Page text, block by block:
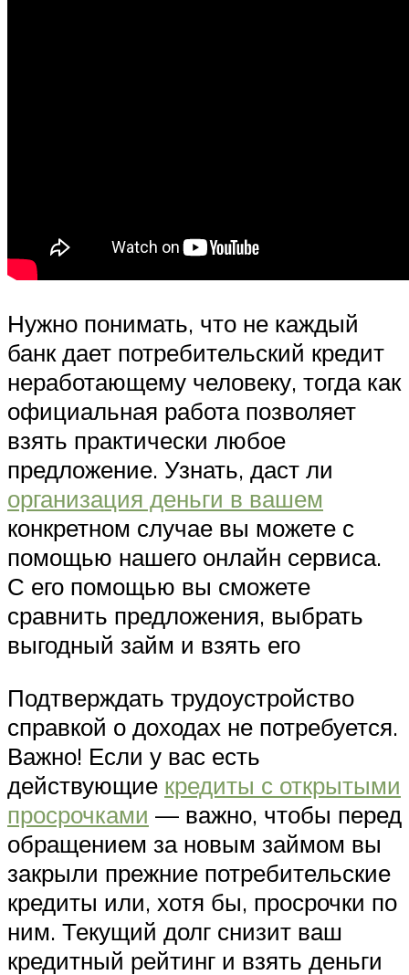
Нужно понимать, что не каждый
банк дает потребительский кредит
неработающему человеку, тогда как
официальная работа позволяет
взять практически любое
предложение. Узнать, даст ли
организация деньги в вашем
конкретном случае вы можете с
помощью нашего онлайн сервиса.
С его помощью вы сможете
сравнить предложения, выбрать
выгодный займ и взять его
Подтверждать трудоустройство
справкой о доходах не потребуется.
Важно! Если у вас есть
действующие кредиты с открытыми
просрочками — важно, чтобы перед
обращением за новым займом вы
закрыли прежние потребительские
кредиты или, хотя бы, просрочки по
ним. Текущий долг снизит ваш
кредитный рейтинг и взять деньги